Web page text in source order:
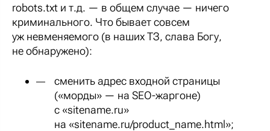
robots.txt и т.д. — в общем случае — ничего
криминального. Что бывает совсем
уж невменяемого (в наших ТЗ, слава Богу,
не обнаружено):
сменить адрес входной страницы
(«морды» — на SEO-жаргоне)
с «sitename.ru»
на «sitename.ru/product_name.html»;